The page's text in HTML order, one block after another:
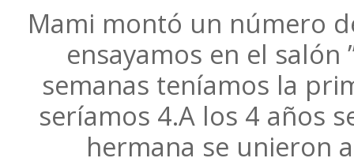
Mami montó un número
ensayamos en el salón
semanas teníamos la
seríamos 4.A los 4 años
hermana se unieron